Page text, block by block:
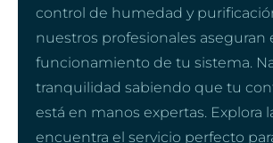
control de humedad y
nuestros profesionales aseguran
funcionamiento de tu sistema.
tranquilidad sabiendo que tu
está en manos expertas. Explora
encuentra el servicio perfecto